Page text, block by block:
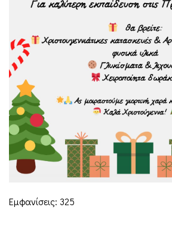
Εμφανίσεις: 325